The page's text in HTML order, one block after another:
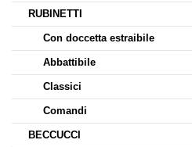
RUBINETTI
Con doccetta estraibile
Abbattibile
Classici
Comandi
BECCUCCI